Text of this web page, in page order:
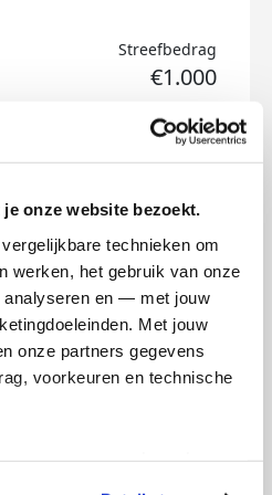
onze website bezoekt.
technieken om
werken, het gebruik van onze
analyseren en — met jouw
Met jouw
onze partners gegevens
voorkeuren en technische
Streefbedrag
€1.000
badges